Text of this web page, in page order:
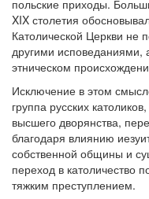
польские приходы.
XIX столетия
Католической Церкви
другими
этническом
Исключение в этом
группа русских
высшего дворянства,
благодаря влиянию
собственной общины и
переход в католичество
тяжким преступлением.